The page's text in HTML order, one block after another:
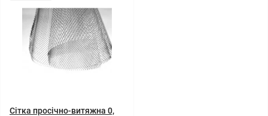
Сітка просічно-витяжна 0,